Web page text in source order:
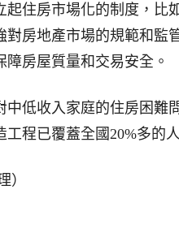
起住房市場化的制度，比
對房地產市場的規範和監
房屋質量和交易安全。
低收入家庭的住房困難
工程已覆蓋全國20%多的
）